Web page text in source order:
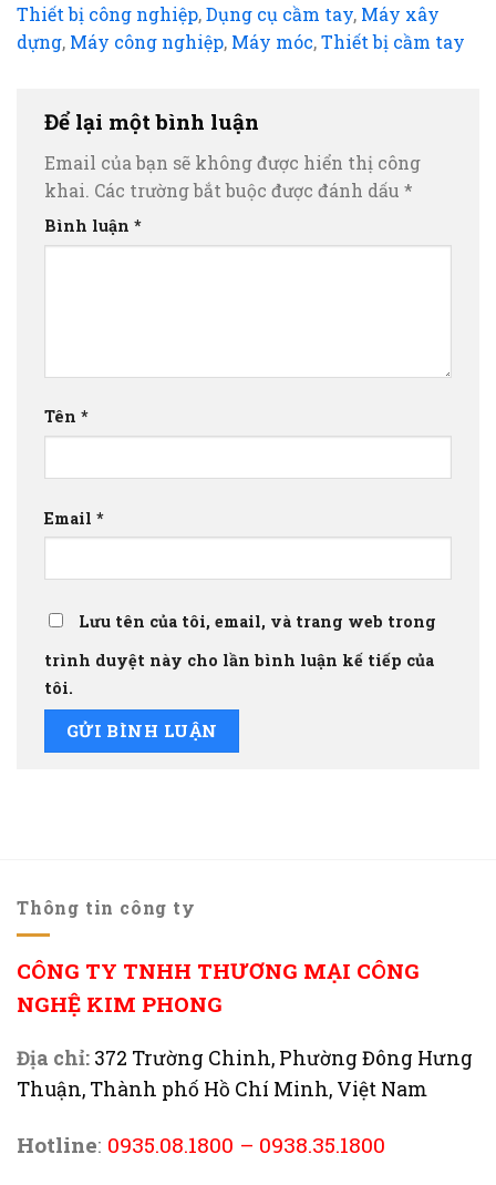
Thiết bị công nghiệp,Dụng cụ cầm tay, Máy xây
dựng, Máy công nghiệp, Máy móc,Thiết bị cầm tay
Để lại một bình luận
Email của bạn sẽ không được hiển thị công
khai. Các trường bắt buộc được đánh dấu *
Bình luận *
Tên *
Email *
Lưu tên của tôi, email, và trang web trong
trình duyệt này cho lần bình luận kế tiếp của
tôi.
Thông tin công ty
CÔNG TY TNHH THƯƠNG MẠI CÔNG
NGHỆ KIM PHONG
Địa chỉ: 372 Trường Chinh, Phường Đông Hưng
Thuận, Thành phố Hồ Chí Minh, Việt Nam
Hotline: 0935.08.1800 – 0938.35.1800